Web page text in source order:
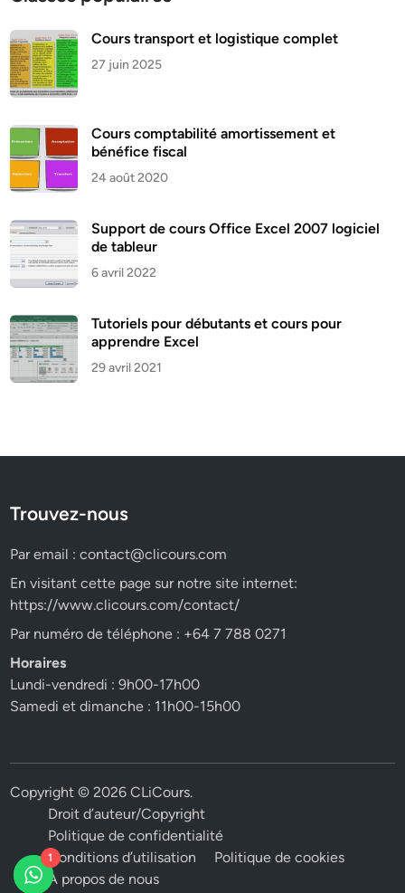
Cours transport et logistique complet
27 juin 2025
Cours comptabilité amortissement et
bénéfice fiscal
24 août 2020
Support de cours Office Excel 2007 logiciel
de tableur
6 avril 2022
Tutoriels pour débutants et cours pour
apprendre Excel
29 avril 2021
Trouvez-nous
Par email :contact@clicours.com
En visitant cette page sur notre site internet:
https://www.clicours.com/contact/
Par numéro de téléphone : +64 7 788 0271
Horaires
Lundi-vendredi : 9h00-17h00
Samedi et dimanche : 11h00-15h00
Copyright © 2026CLiCours.
Droit d’auteur/Copyright
Politique de confidentialité
Conditions d’utilisation
Politique de cookies
A propos de nous
1